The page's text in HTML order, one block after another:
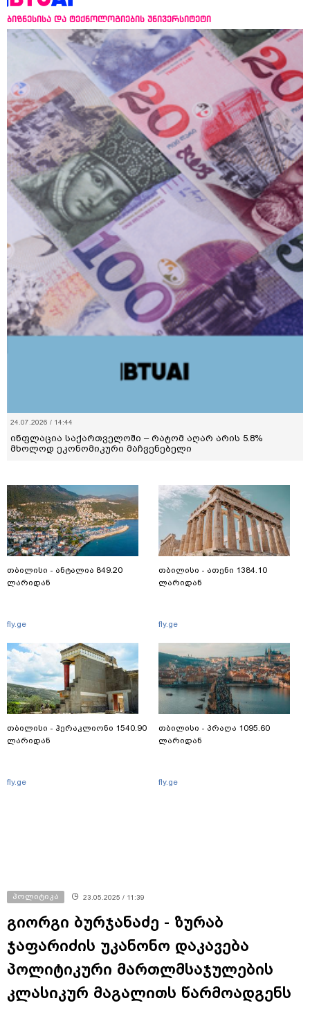
ბიზნესისა და ტექნოლოგიების უნივერსიტეტი
24.07.2026 / 14:44
ინფლაცია საქართველოში – რატომ აღარ არის 5.8%
მხოლოდ ეკონომიკური მაჩვენებელი
თბილისი - ანტალია 849.20
ლარიდან
fly.ge
თბილისი - ჰერაკლიონი 1540.90
ლარიდან
fly.ge
თბილისი - ათენი 1384.10
ლარიდან
fly.ge
თბილისი - პრაღა 1095.60
ლარიდან
fly.ge
პოლიტიკა 23.05.2025 / 11:39
გიორგი ბურჯანაძე - ზურაბ
ჯაფარიძის უკანონო დაკავება
პოლიტიკური მართლმსაჯულების
კლასიკურ მაგალითს წარმოადგენს